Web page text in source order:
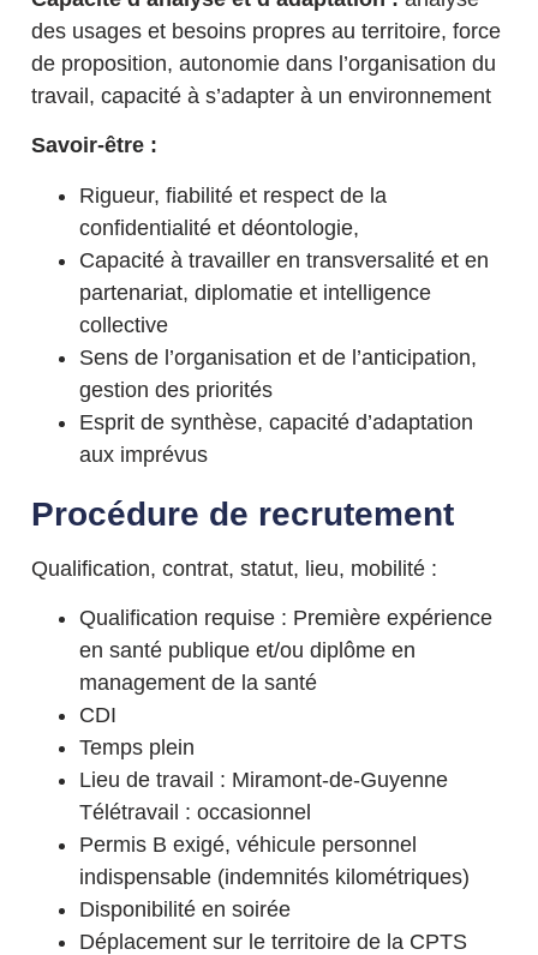
des usages et besoins propres au territoire, force
de proposition, autonomie dans l’organisation du
travail, capacité à s’adapter à un environnement
Savoir-être :
Rigueur, fiabilité et respect de la
confidentialité et déontologie,
Capacité à travailler en transversalité et en
partenariat, diplomatie et intelligence
collective
Sens de l’organisation et de l’anticipation,
gestion des priorités
Esprit de synthèse, capacité d’adaptation
aux imprévus
Procédure de recrutement
Qualification, contrat, statut, lieu, mobilité :
Qualification requise : Première expérience
en santé publique et/ou diplôme en
management de la santé
CDI
Temps plein
Lieu de travail : Miramont-de-Guyenne
Télétravail : occasionnel
Permis B exigé, véhicule personnel
indispensable (indemnités kilométriques)
Disponibilité en soirée
Déplacement sur le territoire de la CPTS